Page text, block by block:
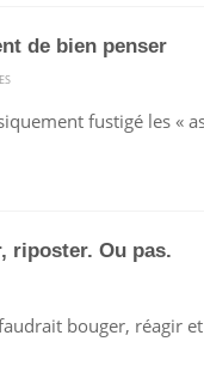
de bien penser
DROITE,
DE
fustigé les «
riposter. Ou pas.
IN
bouger, réagir